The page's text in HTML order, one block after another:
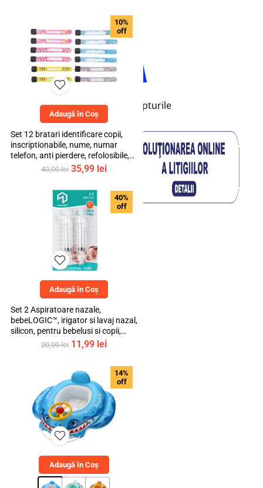
50,00 lei.
este:
39,00 lei.
10%
off
Adaugă în Coș
Set 12 bratari identificare copii,
inscriptionabile, nume, numar
telefon, anti pierdere, refolosibile,
multicolor, bebeLOGIC™
40,00lei Prețul
a
fost:
40,00 lei.
35,99 leiPrețul
este:
35,99 lei.
40%
off
Adaugă în Coș
Set 2 Aspiratoare nazale,
bebeLOGIC™, irigator si lavaj nazal,
silicon, pentru bebelusi si copii,
transparent, 10ml
20,00lei Prețul
fost:
20,00 lei.
11,99 leiPrețul
este:
11,99 lei.
14%
off
Adaugă în Coș
© 2026 bebeLOGIC™. Toate drepturile
rezervate.